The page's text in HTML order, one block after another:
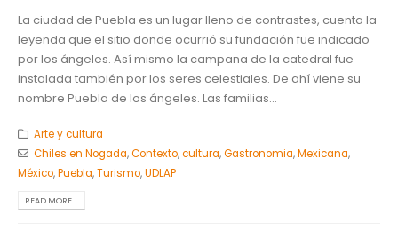
La ciudad de Puebla es un lugar lleno de contrastes, cuenta la
leyenda que el sitio donde ocurrió su fundación fue indicado
por los ángeles. Así mismo la campana de la catedral fue
instalada también por los seres celestiales. De ahí viene su
nombre Puebla de los ángeles. Las familias...
Arte y cultura
Chiles en Nogada,Contexto,cultura,Gastronomia,Mexicana,
México,Puebla,Turismo,UDLAP
READ MORE...